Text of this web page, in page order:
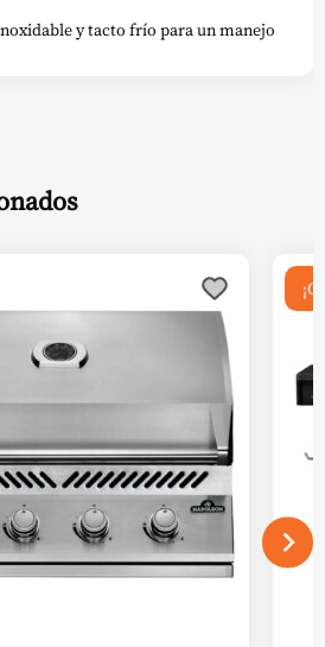
y tacto frío para un manejo